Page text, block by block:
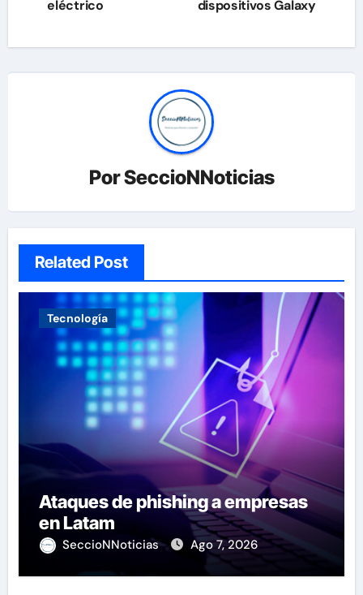
eléctrico dispositivos Galaxy
PorSeccioNNoticias
Related Post
Tecnología
Ataques de phishing a empresas
en Latam
SeccioNNoticias Ago 7, 2026